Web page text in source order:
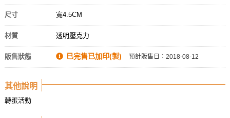
尺寸 寬4.5CM
材質 透明壓克力
販售狀態 已完售已加印(製) 預計販售日：2018-08-12
其他說明
轉蛋活動